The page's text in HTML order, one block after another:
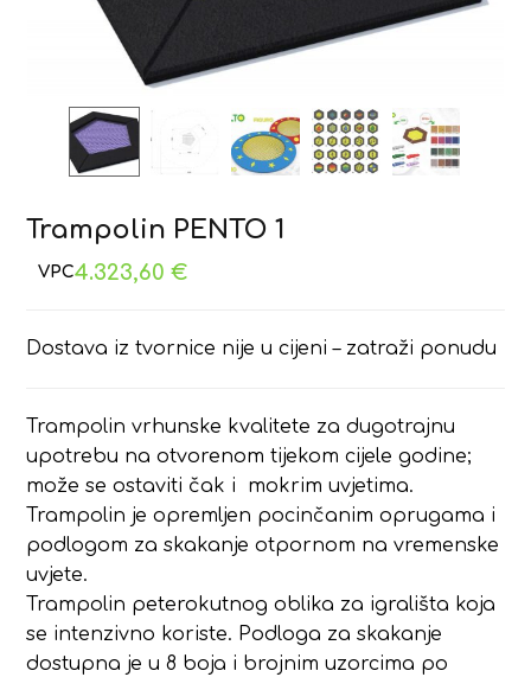
Trampolin PENTO 1
4.323,60€
Dostava iz tvornice nije u cijeni – zatraži ponudu
Trampolin vrhunske kvalitete za dugotrajnu
upotrebu na otvorenom tijekom cijele godine;
može se ostaviti čak i mokrim uvjetima.
Trampolin je opremljen pocinčanim oprugama i
podlogom za skakanje otpornom na vremenske
uvjete.
Trampolin peterokutnog oblika za igrališta koja
se intenzivno koriste. Podloga za skakanje
dostupna je u 8 boja i brojnim uzorcima po